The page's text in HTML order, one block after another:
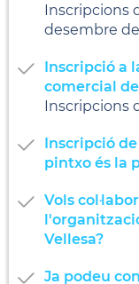
Inscripcions
desembre
Inscripció a
comercial
Inscripcions
Inscripció
pintxo és la
Vols
Vellesa?
Ja podeu